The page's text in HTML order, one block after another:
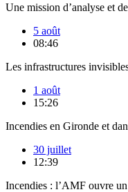
Une mission d’analyse et
5 août
08:46
Les infrastructures
1 août
15:26
Incendies en Gironde et
30 juillet
12:39
Incendies : l’AMF ouvre